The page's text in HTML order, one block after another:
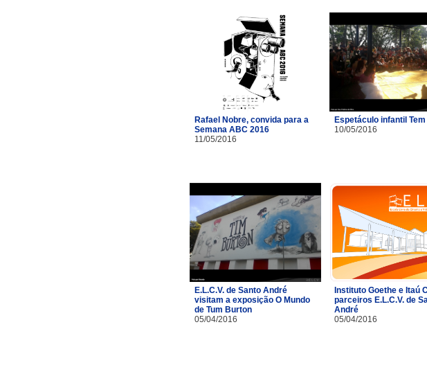
Rafael Nobre, convida para a
Semana ABC 2016
11/05/2016
Espetáculo infantil
10/05/2016
E.L.C.V. de Santo André
visitam a exposição O Mundo
de Tum Burton
05/04/2016
Instituto Goethe e Itaú
parceiros E.L.C.V. de
André
05/04/2016